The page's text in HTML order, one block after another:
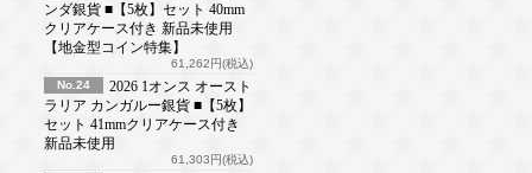
ンダ銀貨 ■【5枚】セット 40mm
クリアケース付き 新品未使用
【地金型コイン特集】
61,262円(税込)
No.24
2026 1オンス オースト
ラリア カンガルー銀貨 ■【5枚】
セット 41mmクリアケース付き
新品未使用
61,303円(税込)